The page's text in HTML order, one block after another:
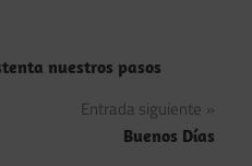
nuestros pasos
Entrada siguiente
Buenos Días